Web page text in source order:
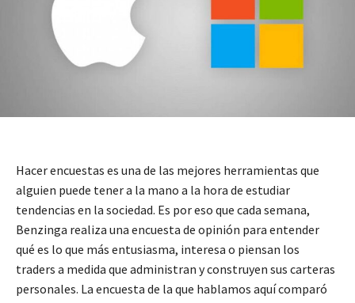
Hacer encuestas es una de las mejores herramientas que
alguien puede tener a la mano a la hora de estudiar
tendencias en la sociedad. Es por eso que cada semana,
Benzinga realiza una encuesta de opinión para entender
qué es lo que más entusiasma, interesa o piensan los
traders a medida que administran y construyen sus carteras
personales. La encuesta de la que hablamos aquí comparó